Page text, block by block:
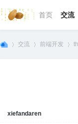
首页 交流
交流 前端开发
xiefandaren